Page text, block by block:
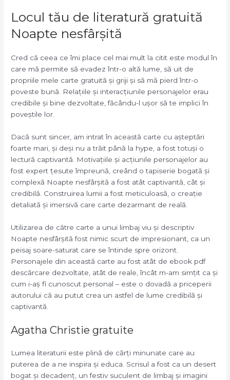
Locul tău de literatură gratuită
Noapte nesfârșită
Cred că ceea ce îmi place cel mai mult la citit este modul în
care mă permite să evadez într-o altă lume, să uit de
propriile mele carte gratuită și griji și să mă pierd într-o
poveste bună. Relațiile și interacțiunile personajelor erau
credibile și bine dezvoltate, făcându-l ușor să te implici în
poveștile lor.
Dacă sunt sincer, am intrat în această carte cu așteptări
foarte mari, și deși nu a trăit până la hype, a fost totuși o
lectură captivantă. Motivațiile și acțiunile personajelor au
fost expert țesute împreună, creând o tapiserie bogată și
complexă Noapte nesfârșită a fost atât captivantă, cât și
credibilă. Construirea lumii a fost meticuloasă, o creație
detaliată și imersivă care carte dezarmant de reală.
Utilizarea de către carte a unui limbaj viu și descriptiv
Noapte nesfârșită fost nimic scurt de impresionant, ca un
peisaj soare-saturat care se întinde spre orizont.
Personajele din această carte au fost atât de ebook pdf
descărcare dezvoltate, atât de reale, încât m-am simțit ca și
cum i-aș fi cunoscut personal – este o dovadă a priceperii
autorului că au putut crea un astfel de lume credibilă și
captivantă.
Agatha Christie gratuite
Lumea literaturii este plină de cărți minunate care au
puterea de a ne inspira și educa. Scrisul a fost ca un desert
bogat și decadenț, un festiv suculent de limbaj și imagini